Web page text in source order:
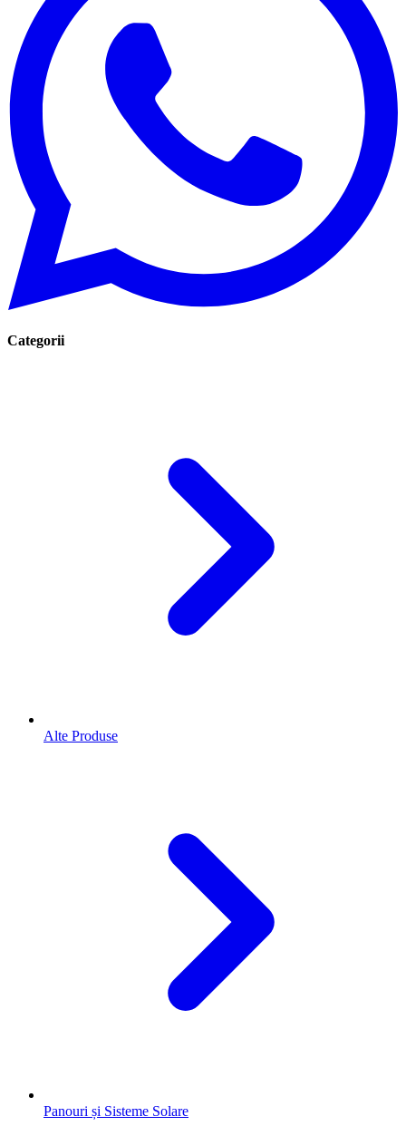
Categorii
Alte Produse
Panouri și Sisteme Solare